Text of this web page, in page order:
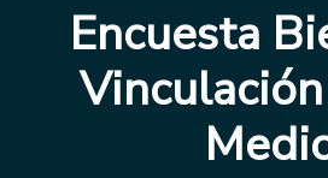
Encuesta